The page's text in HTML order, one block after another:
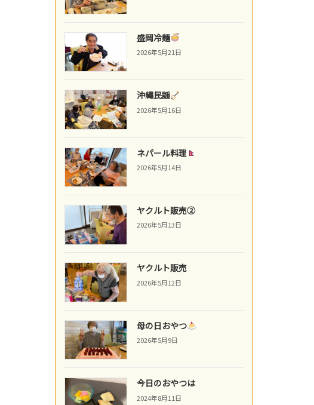
盛岡冷麺
2026年5月21日
沖縄民謡
2026年5月16日
ネパール料理
2026年5月14日
ヤクルト販売②
2026年5月13日
ヤクルト販売
2026年5月12日
母の日おやつ
2026年5月9日
今日のおやつは
2024年8月11日